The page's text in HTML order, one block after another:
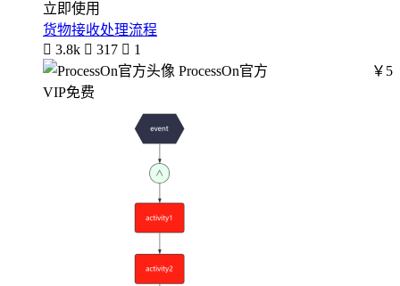
立即使用
货物接收处理流程
 3.8k  317  1
ProcessOn官方
￥5
VIP免费